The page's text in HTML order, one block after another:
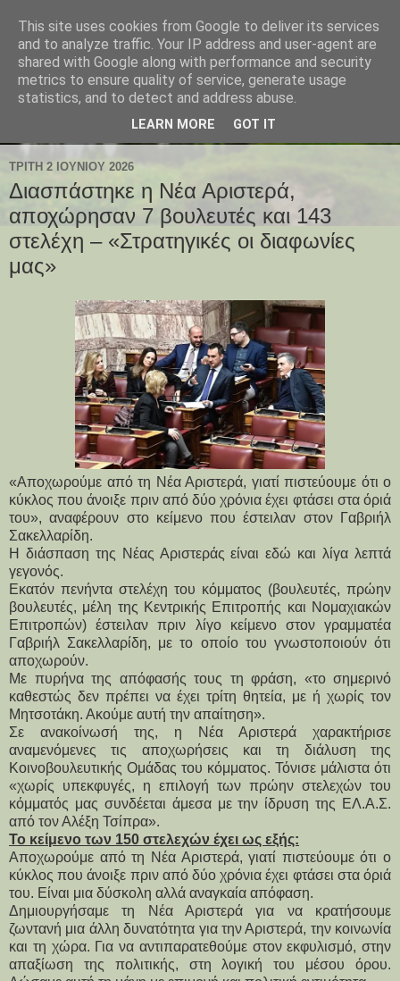
ΤΡΊΤΗ 2 ΙΟΥΝΊΟΥ 2026
Διασπάστηκε η Νέα Αριστερά,
αποχώρησαν 7 βουλευτές και 143
στελέχη – «Στρατηγικές οι διαφωνίες
μας»
«Αποχωρούμε από τη Νέα Αριστερά, γιατί πιστεύουμε ότι ο
κύκλος που άνοιξε πριν από δύο χρόνια έχει φτάσει στα όριά
του», αναφέρουν στο κείμενο που έστειλαν στον Γαβριήλ
Σακελλαρίδη.
Η διάσπαση της Νέας Αριστεράς είναι εδώ και λίγα λεπτά
γεγονός.
Εκατόν πενήντα στελέχη του κόμματος (βουλευτές, πρώην
βουλευτές, μέλη της Κεντρικής Επιτροπής και Νομαχιακών
Επιτροπών) έστειλαν πριν λίγο κείμενο στον γραμματέα
Γαβριήλ Σακελλαρίδη, με το οποίο του γνωστοποιούν ότι
αποχωρούν.
Με πυρήνα της απόφασής τους τη φράση, «το σημερινό
καθεστώς δεν πρέπει να έχει τρίτη θητεία, με ή χωρίς τον
Μητσοτάκη. Ακούμε αυτή την απαίτηση».
Σε ανακοίνωσή της, η Νέα Αριστερά χαρακτήρισε
αναμενόμενες τις αποχωρήσεις και τη διάλυση της
Κοινοβουλευτικής Ομάδας του κόμματος. Τόνισε μάλιστα ότι
«χωρίς υπεκφυγές, η επιλογή των πρώην στελεχών του
κόμματός μας συνδέεται άμεσα με την ίδρυση της ΕΛ.Α.Σ.
από τον Αλέξη Τσίπρα».
Το κείμενο των 150 στελεχών έχει ως εξής:
Αποχωρούμε από τη Νέα Αριστερά, γιατί πιστεύουμε ότι ο
κύκλος που άνοιξε πριν από δύο χρόνια έχει φτάσει στα όριά
του. Είναι μια δύσκολη αλλά αναγκαία απόφαση.
Δημιουργήσαμε τη Νέα Αριστερά για να κρατήσουμε
ζωντανή μια άλλη δυνατότητα για την Αριστερά, την κοινωνία
και τη χώρα. Για να αντιπαρατεθούμε στον εκφυλισμό, στην
απαξίωση της πολιτικής, στη λογική του μέσου όρου.
This site uses cookies from Google to deliver its services
and to analyze traffic. Your IP address and user-agent are
shared with Google along with performance and security
metrics to ensure quality of service, generate usage
statistics, and to detect and address abuse.
LEARN MORE GOT IT